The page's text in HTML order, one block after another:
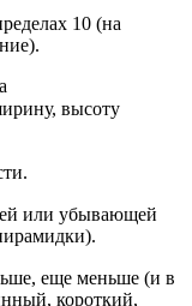
10 (на
высоту
или убывающей
еще меньше (и в
короткий,